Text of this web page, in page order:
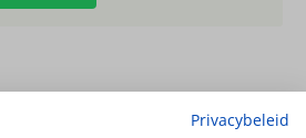
groen
blad
Privacybeleid